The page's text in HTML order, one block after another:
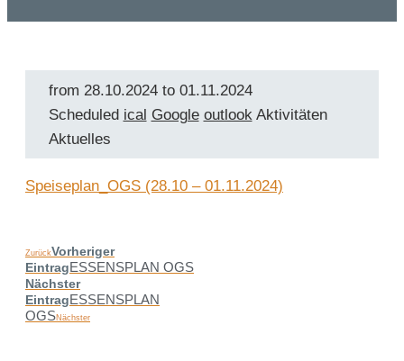
from 28.10.2024 to 01.11.2024
Scheduled ical Google outlook Aktivitäten
Aktuelles
Speiseplan_OGS (28.10 – 01.11.2024)
ZurückVorheriger
EintragESSENSPLAN OGS
Nächster
EintragESSENSPLAN
OGSNächster